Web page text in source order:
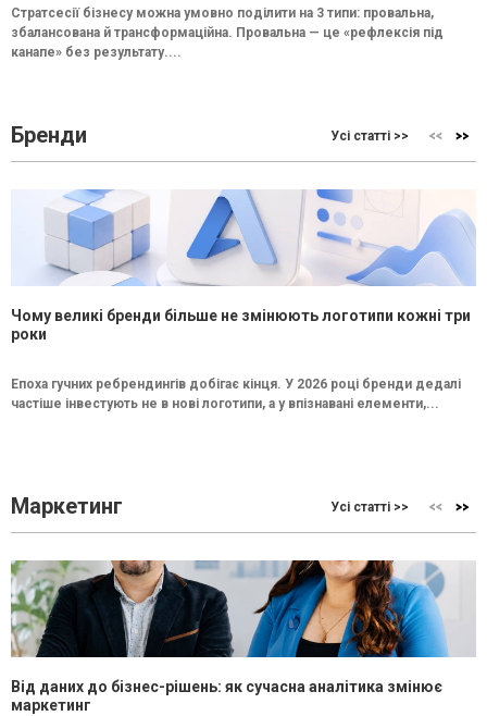
Стратсесії бізнесу можна умовно поділити на 3 типи: провальна,
збалансована й трансформаційна. Провальна — це «рефлексія під
канапе» без результату....
Бренди Усі статті >>
Чому великі бренди більше не змінюють логотипи кожні три
роки
Епоха гучних ребрендингів добігає кінця. У 2026 році бренди дедалі
частіше інвестують не в нові логотипи, а у впізнавані елементи,...
Маркетинг Усі статті >>
Від даних до бізнес-рішень: як сучасна аналітика змінює
маркетинг